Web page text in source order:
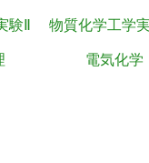
験Ⅱ
物質化学工学
電気化学